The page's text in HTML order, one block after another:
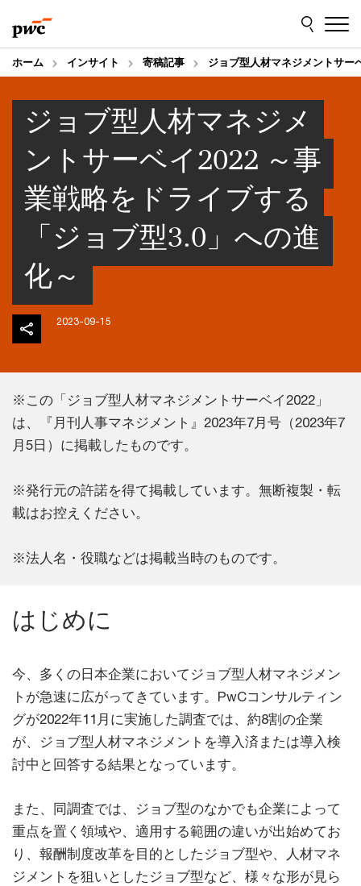
to
content
to
footer
ホーム インサイト 寄稿記事 ジョブ型人材マネジメントサー
ジョブ型人材マネジメ
ントサーベイ2022 ～事
業戦略をドライブする
「ジョブ型3.0」への進
化～
2023-09-15
※この「ジョブ型人材マネジメントサーベイ2022」
は、『月刊人事マネジメント』2023年7月号（2023年7
月5日）に掲載したものです。
※発行元の許諾を得て掲載しています。無断複製・転
載はお控えください。
※法人名・役職などは掲載当時のものです。
はじめに
今、多くの日本企業においてジョブ型人材マネジメン
トが急速に広がってきています。PwCコンサルティン
グが2022年11月に実施した調査では、約8割の企業
が、ジョブ型人材マネジメントを導入済または導入検
討中と回答する結果となっています。
また、同調査では、ジョブ型のなかでも企業によって
重点を置く領域や、適用する範囲の違いが出始めてお
り、報酬制度改革を目的としたジョブ型や、人材マネ
ジメントを狙いとしたジョブ型など、様々な形が見ら